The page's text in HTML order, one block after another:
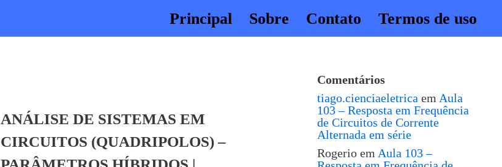
Principal Sobre Contato Termos de uso
ANÁLISE DE SISTEMAS EM
CIRCUITOS (QUADRIPOLOS) –
Comentários
tiago.cienciaeletrica em Aula
103 – Resposta em Frequência
de Circuitos de Corrente
Alternada em série
Rogerio em Aula 103 –